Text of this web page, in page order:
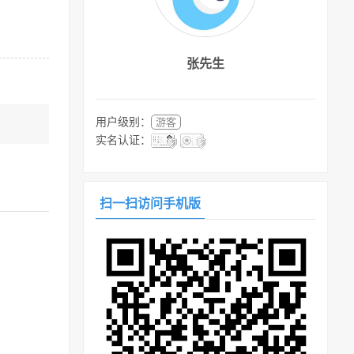
张先生
用户级别：
游客
实名认证：
扫一扫访问手机版